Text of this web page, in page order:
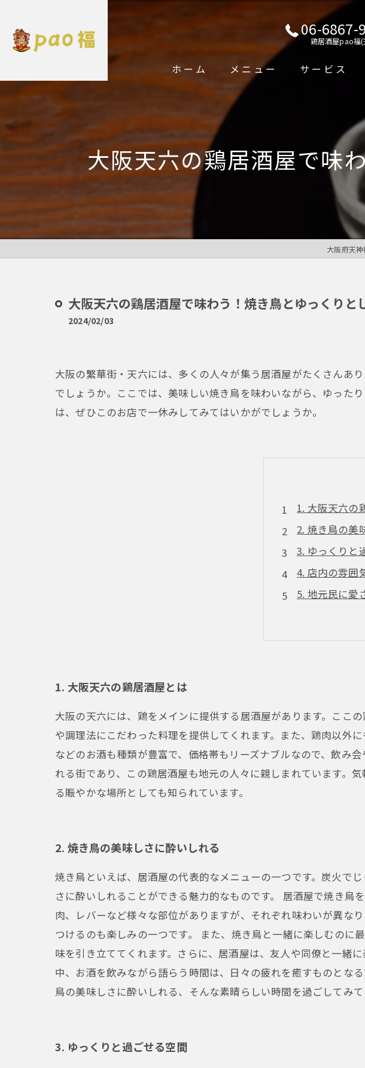
06-6867-
鶏居酒屋pao福(
ホーム メニュー サービス
大阪天六の鶏居酒屋で味
大阪府天
大阪天六の鶏居酒屋で味わう！焼き鳥とゆっくりと
2024/02/03
大阪の繁華街・天六には、多くの人々が集う居酒屋がたくさんあ
でしょうか。ここでは、美味しい焼き鳥を味わいながら、ゆった
は、ぜひこのお店で一休みしてみてはいかがでしょうか。
1. 大阪天六の
2. 焼き鳥の美
3. ゆっくりと
4. 店内の雰囲
5. 地元民に愛
1. 大阪天六の鶏居酒屋とは
大阪の天六には、鶏をメインに提供する居酒屋があります。ここ
や調理法にこだわった料理を提供してくれます。また、鶏肉以外
などのお酒も種類が豊富で、価格帯もリーズナブルなので、飲み
れる街であり、この鶏居酒屋も地元の人々に親しまれています。
る賑やかな場所としても知られています。
2. 焼き鳥の美味しさに酔いしれる
焼き鳥といえば、居酒屋の代表的なメニューの一つです。炭火で
さに酔いしれることができる魅力的なものです。 居酒屋で焼き鳥
肉、レバーなど様々な部位がありますが、それぞれ味わいが異な
つけるのも楽しみの一つです。 また、焼き鳥と一緒に楽しむのに
味を引き立ててくれます。さらに、居酒屋は、友人や同僚と一緒
中、お酒を飲みながら語らう時間は、日々の疲れを癒すものとな
鳥の美味しさに酔いしれる、そんな素晴らしい時間を過ごしてみて
3. ゆっくりと過ごせる空間